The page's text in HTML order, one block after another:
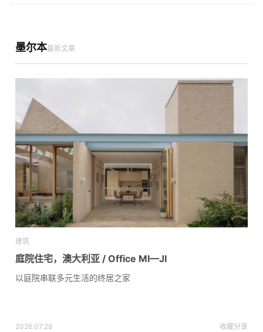
墨尔本最新文章
建筑
庭院住宅，澳大利亚 / Office MI—JI
以庭院串联多元生活的终居之家
2026.07.28 收藏分享